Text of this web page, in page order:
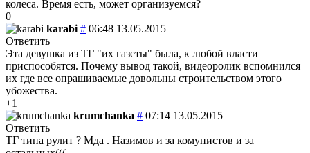
колеса. Время есть, может организуемся?
0
karabi # 06:48 13.05.2015
Ответить
Эта девушка из ТГ "их газеты" была, к любой власти
приспособятся. Почему вывод такой, видеоролик вспомнился
их где все опрашиваемые довольны строительством этого
убожества.
+1
krumchanka # 07:14 13.05.2015
Ответить
ТГ типа рулит ? Мда . Назимов и за комунистов и за